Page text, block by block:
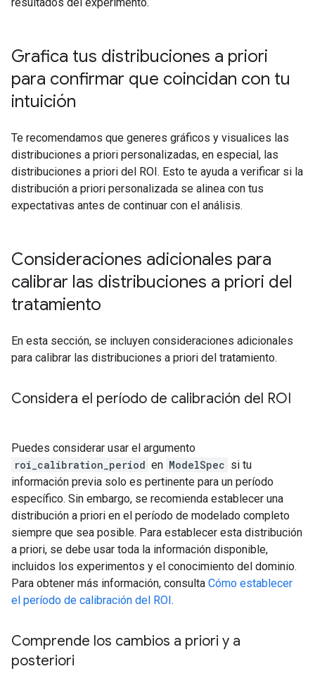
Grafica tus distribuciones a priori
para confirmar que coincidan con tu
intuición
Te recomendamos que generes gráficos y visualices las
distribuciones a priori personalizadas, en especial, las
distribuciones a priori del ROI. Esto te ayuda a verificar si la
distribución a priori personalizada se alinea con tus
expectativas antes de continuar con el análisis.
Consideraciones adicionales para
calibrar las distribuciones a priori del
tratamiento
En esta sección, se incluyen consideraciones adicionales
para calibrar las distribuciones a priori del tratamiento.
Considera el período de calibración del ROI
Puedes considerar usar el argumento
roi_calibration_period en ModelSpec si tu
información previa solo es pertinente para un período
específico. Sin embargo, se recomienda establecer una
distribución a priori en el período de modelado completo
siempre que sea posible. Para establecer esta distribución
a priori, se debe usar toda la información disponible,
incluidos los experimentos y el conocimiento del dominio.
Para obtener más información, consulta Cómo establecer
el período de calibración del ROI.
Comprende los cambios a priori y a
posteriori